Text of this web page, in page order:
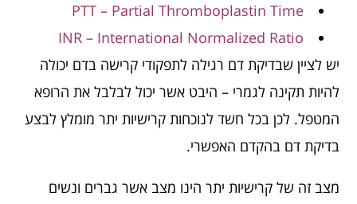
PTT – Partial Thromboplastin Time
INR – International Normalized Ratio
יש לציין שבדיקת דם רגילה לתפקודי קרישה בדם יכולה
להיות תקינה לגמרי – היבט אשר יכול לבלבל את הרופא
המטפל. לכן בכל חשד לנוכחות קרישיות יתר מומלץ לבצע
בדיקת דם בהקדם האפשרי.
מצב זה של קרישיות יתר הינו מצב אשר גברים ונשים